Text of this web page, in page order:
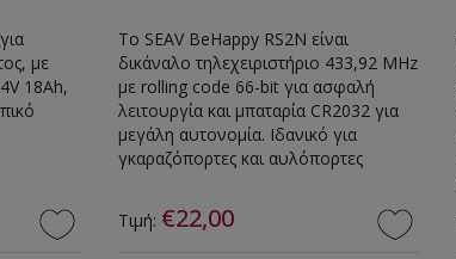
με
18Ah,
Το SEAV BeHappy RS2N είναι
δικάναλο τηλεχειριστήριο 433,92 MHz
με rolling code 66-bit για ασφαλή
λειτουργία και μπαταρία CR2032 για
μεγάλη αυτονομία. Ιδανικό για
γκαραζόπορτες και αυλόπορτες
Τιμή: €22,00